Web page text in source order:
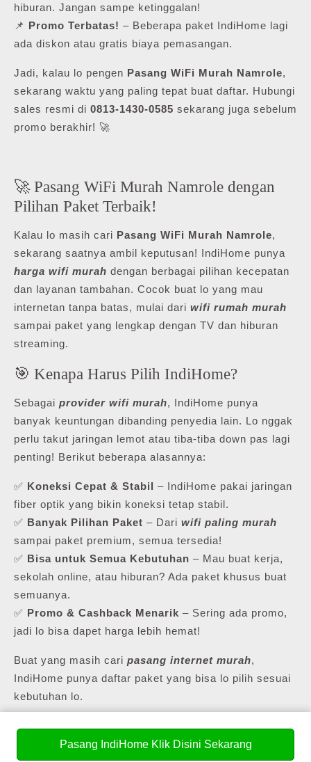
hiburan. Jangan sampe ketinggalan!
📌 Promo Terbatas! – Beberapa paket IndiHome lagi
ada diskon atau gratis biaya pemasangan.
Jadi, kalau lo pengen Pasang WiFi Murah Namrole,
sekarang waktu yang paling tepat buat daftar. Hubungi
sales resmi di 0813-1430-0585 sekarang juga sebelum
promo berakhir! 🚀
🚀 Pasang WiFi Murah Namrole dengan
Pilihan Paket Terbaik!
Kalau lo masih cari Pasang WiFi Murah Namrole,
sekarang saatnya ambil keputusan! IndiHome punya
harga wifi murah dengan berbagai pilihan kecepatan
dan layanan tambahan. Cocok buat lo yang mau
internetan tanpa batas, mulai dari wifi rumah murah
sampai paket yang lengkap dengan TV dan hiburan
streaming.
🎯 Kenapa Harus Pilih IndiHome?
Sebagai provider wifi murah, IndiHome punya
banyak keuntungan dibanding penyedia lain. Lo nggak
perlu takut jaringan lemot atau tiba-tiba down pas lagi
penting! Berikut beberapa alasannya:
✅ Koneksi Cepat & Stabil – IndiHome pakai jaringan
fiber optik yang bikin koneksi tetap stabil.
✅ Banyak Pilihan Paket – Dari wifi paling murah
sampai paket premium, semua tersedia!
✅ Bisa untuk Semua Kebutuhan – Mau buat kerja,
sekolah online, atau hiburan? Ada paket khusus buat
semuanya.
✅ Promo & Cashback Menarik – Sering ada promo,
jadi lo bisa dapet harga lebih hemat!
Buat yang masih cari pasang internet murah,
IndiHome punya daftar paket yang bisa lo pilih sesuai
kebutuhan lo.
💰 Daftar Harga Paket Pasang WiFi Murah
Pasang IndiHome Klik Disini Sekarang